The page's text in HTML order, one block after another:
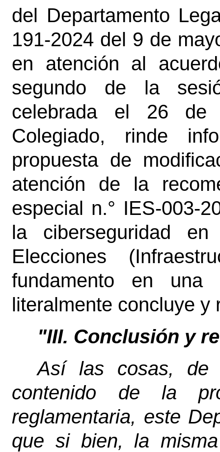
del Departamento
191-2024 del 9 de
en atención al
segundo de la
celebrada el 26
Colegiado, rinde
propuesta de
atención de la
especial n.° IES-003-
la ciberseguridad
Elecciones
fundamento en una
literalmente concluye y
"III. Conclusión y
Así las cosas, de
contenido de la
reglamentaria, este
que si bien, la